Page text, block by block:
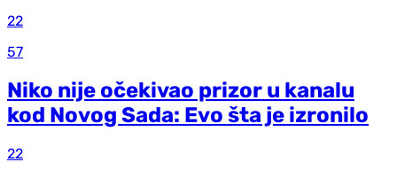
22
57
Niko nije očekivao prizor u kanalu
kod Novog Sada: Evo šta je izronilo
22